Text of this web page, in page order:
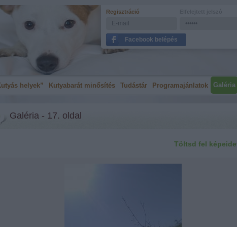
Regisztráció
Facebook belépés
helyek” Kutyabarát minősítés Tudástár Programajánlatok Galéria
Galéria - 17. oldal
Töltsd fel